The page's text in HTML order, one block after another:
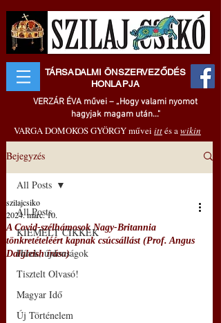
TÁRSADALMI ÖNSZERVEZŐDÉS
HONLAPJA
VERZÁR ÉVA művei – „Hogy valami nyomot
hagyjak magam után..."
VARGA DOMOKOS GYÖRGY művei ittés awikin
Bejegyzés
All Posts
KIEMELT CIKKEK
Hírek, újdonságok
Tisztelt Olvasó!
Magyar Idő
Új Történelem
All Posts
A Covid-szélhámosok Nagy-Britannia
tönkretételéért kapnak csúcsállást (Prof. Angus
Dalgleish írása)
szilajcsiko
2024. márc. 10.